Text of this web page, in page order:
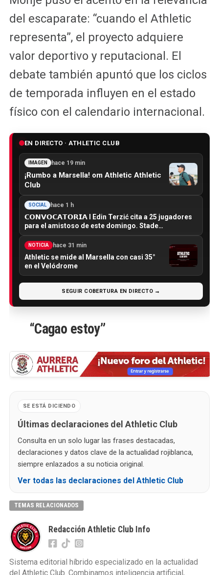
del escaparate: “cuando el Athletic
representa”, el proyecto adquiere
valor deportivo y reputacional. El
debate también apuntó que los ciclos
de temporada influyen en el estado
físico con el calendario internacional.
EN DIRECTO · ATHLETIC CLUB
IMAGEN hace 19 min
¡Rumbo a Marsella! om Athletic Athletic
Club
SOCIAL hace 1 h
𝗖𝗢𝗡𝗩𝗢𝗖𝗔𝗧𝗢𝗥𝗜𝗔 I Edin Terzić cita a 25 jugadores
para el amistoso de este domingo. Stade…
NOTICIA hace 31 min
Athletic se mide al Marsella con casi 35°
en el Velódrome
SEGUIR COBERTURA EN DIRECTO →
“Cagao estoy”
SE ESTÁ DICIENDO
Últimas declaraciones del Athletic Club
Consulta en un solo lugar las frases destacadas,
declaraciones y datos clave de la actualidad rojiblanca,
siempre enlazados a su noticia original.
Ver todas las declaraciones del Athletic Club
TEMAS RELACIONADOS
Redacción Athletic Club Info
Sistema editorial híbrido especializado en la actualidad
del Athletic Club. Combinamos inteligencia artificial,